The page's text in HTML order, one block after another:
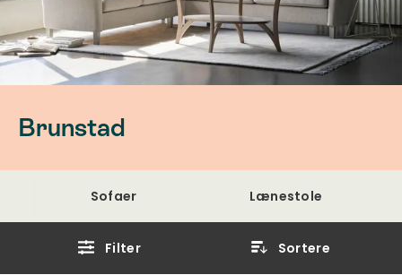
Brunstad
Sofaer Lænestole
Filter Sortere